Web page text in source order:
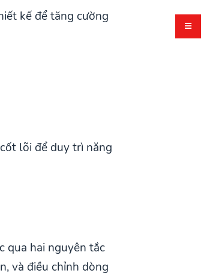
kế để tăng cường
lõi để duy trì năng
qua hai nguyên tắc
và điều chỉnh dòng